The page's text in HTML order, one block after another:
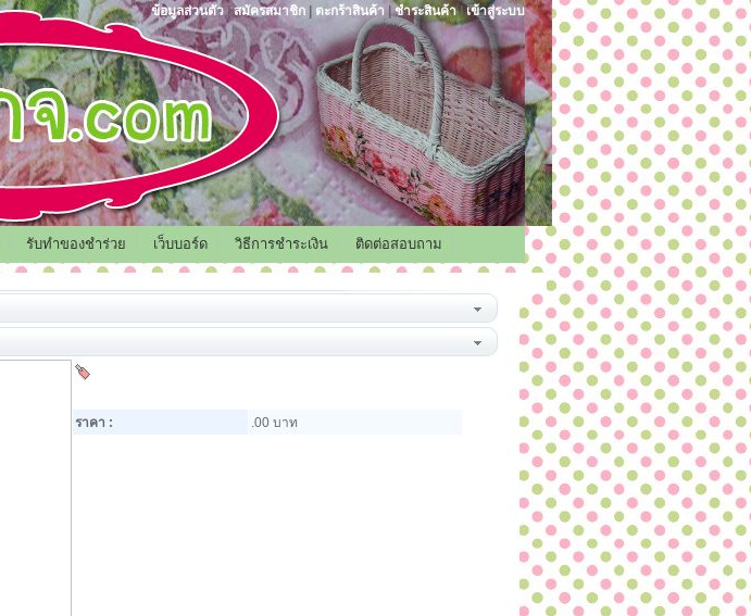
ข้อมูลส่วนตัว|สมัครสมาชิก ตะกร้าสินค้า |ชำระสินค้า|เข้าสู่ระบบ
รับทำของชำร่วย เว็บบอร์ด วิธีการชำระเงิน ติดต่อสอบถาม
ราคา : .00 บาท